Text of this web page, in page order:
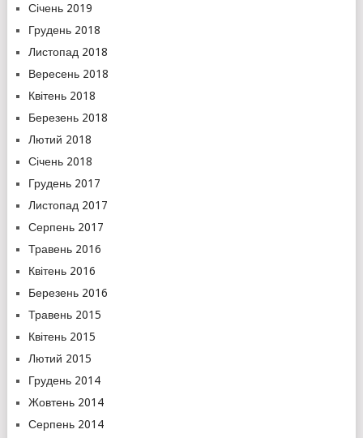
Січень 2019
Грудень 2018
Листопад 2018
Вересень 2018
Квітень 2018
Березень 2018
Лютий 2018
Січень 2018
Грудень 2017
Листопад 2017
Серпень 2017
Травень 2016
Квітень 2016
Березень 2016
Травень 2015
Квітень 2015
Лютий 2015
Грудень 2014
Жовтень 2014
Серпень 2014